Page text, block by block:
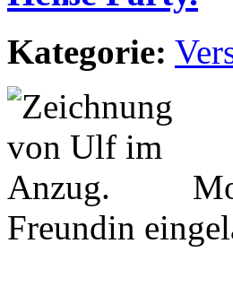
Kategorie:
Freundin